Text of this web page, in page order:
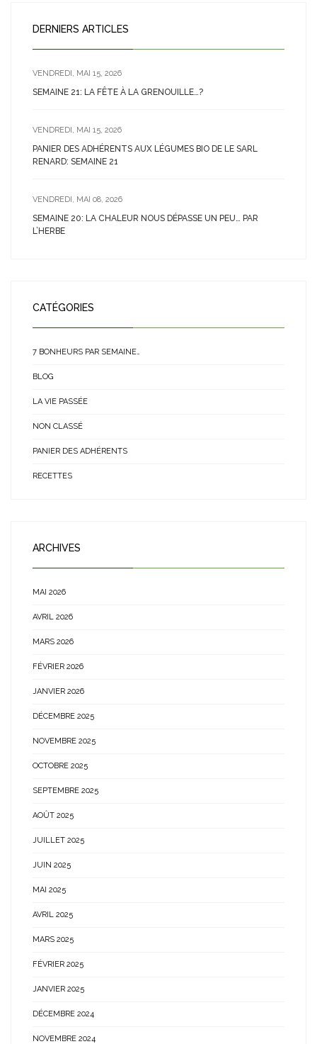
DERNIERS ARTICLES
VENDREDI, MAI 15, 2026
SEMAINE 21: LA FÊTE À LA GRENOUILLE…?
VENDREDI, MAI 15, 2026
PANIER DES ADHÉRENTS AUX LÉGUMES BIO DE LE SARL
RENARD: SEMAINE 21
VENDREDI, MAI 08, 2026
SEMAINE 20: LA CHALEUR NOUS DÉPASSE UN PEU… PAR
L’HERBE
CATÉGORIES
7 BONHEURS PAR SEMAINE…
BLOG
LA VIE PASSÉE
NON CLASSÉ
PANIER DES ADHÉRENTS
RECETTES
ARCHIVES
MAI 2026
AVRIL 2026
MARS 2026
FÉVRIER 2026
JANVIER 2026
DÉCEMBRE 2025
NOVEMBRE 2025
OCTOBRE 2025
SEPTEMBRE 2025
AOÛT 2025
JUILLET 2025
JUIN 2025
MAI 2025
AVRIL 2025
MARS 2025
FÉVRIER 2025
JANVIER 2025
DÉCEMBRE 2024
NOVEMBRE 2024